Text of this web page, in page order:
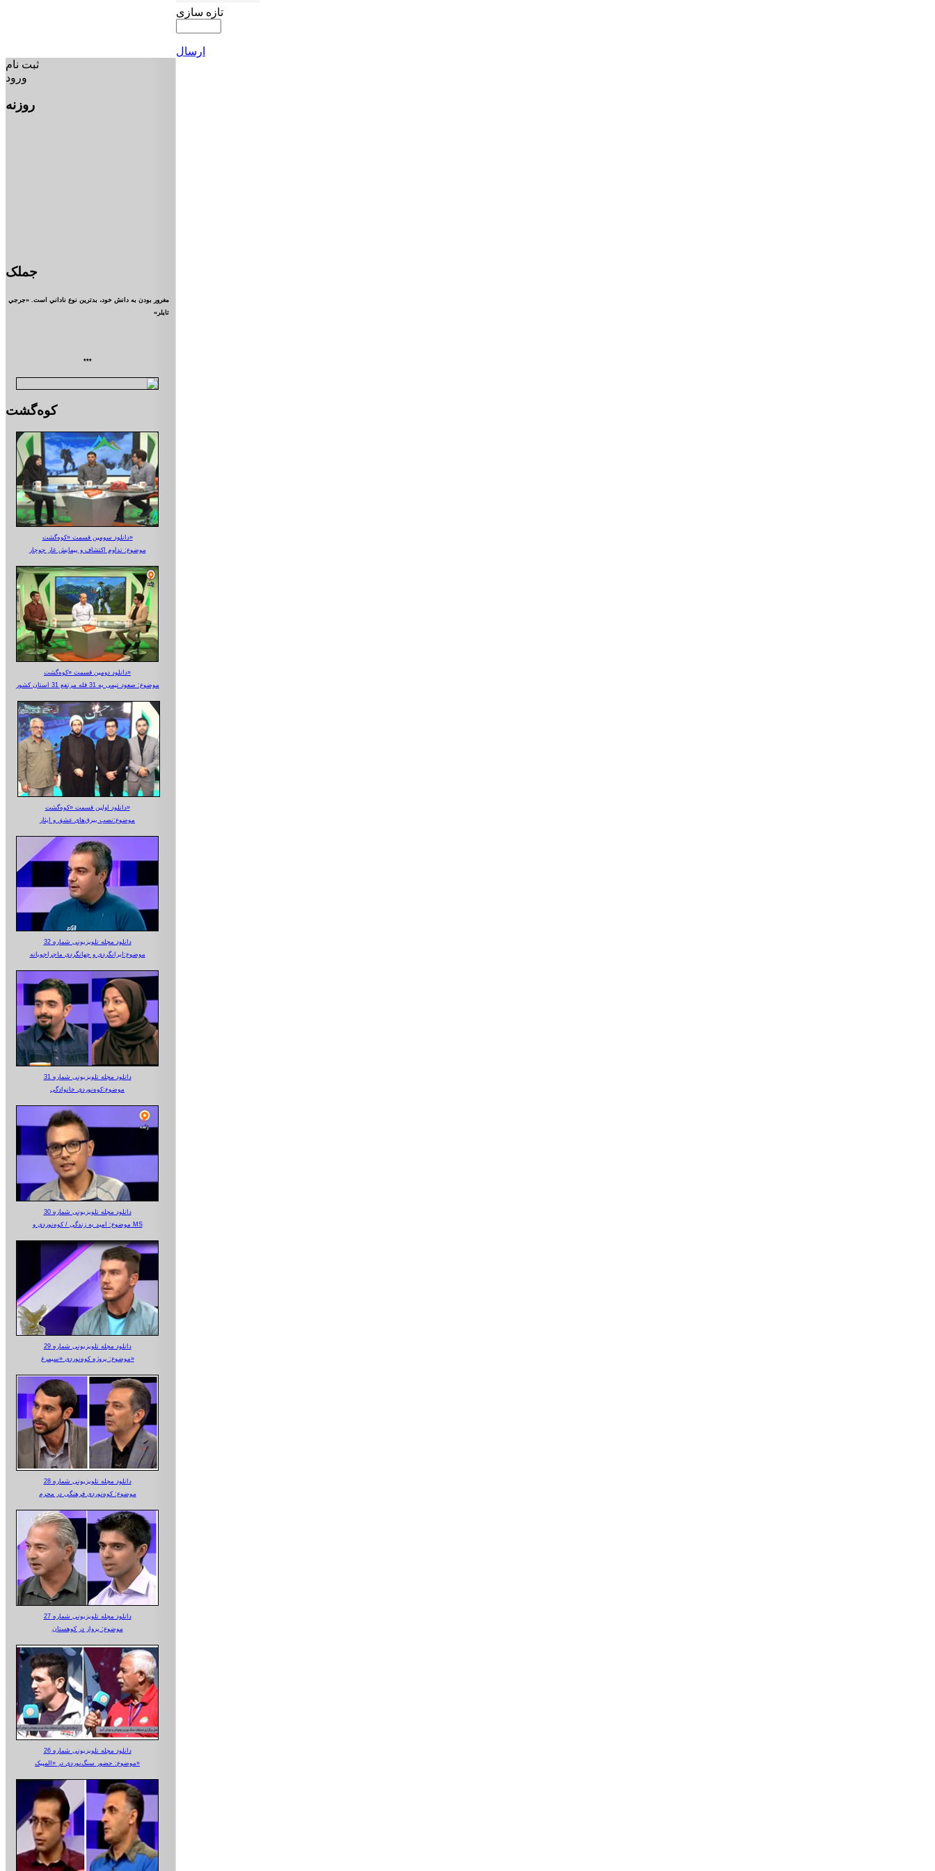
تازه سازی
ارسال
ثبت نام
ورود
روزنه
جملک
مغرور بودن به دانش خود، بدترين نوع ناداني است. «جرجي
تايلر»
***
کوه‌گشت
دانلود سومین قسمت «کوه‌گشت»
موضوع: تداوم اکتشاف و پیمایش غار جوجار
دانلود دومین قسمت «کوه‌گشت»
موضوع: صعود تیمی به 31 قله مرتفع 31 استان کشور
دانلود اولین قسمت «کوه‌گشت»
موضوع:نصب بیرق‌های عشق و ایثار
دانلود مجله تلویزیونی شماره 32
موضوع:ایرانگردی و جهانگردی ماجراجویانه
دانلود مجله تلویزیونی شماره 31
موضوع:کوه‌نوردی خانوادگی
دانلود مجله تلویزیونی شماره 30
موضوع: امید به زندگی / کوه‌نوردی و MS
دانلود مجله تلویزیونی شماره 29
موضوع: پروژه کوه‌نوردی «سیمرغ»
دانلود مجله تلویزیونی شماره 28
موضوع: کوه‌نوردی فرهنگی در محرم
دانلود مجله تلویزیونی شماره 27
موضوع: پرواز در کوهستان
دانلود مجله تلویزیونی شماره 26
موضوع: حضور سنگ‌نوردی در «المپیک»